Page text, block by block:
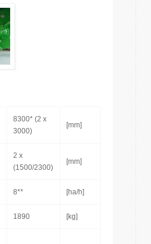
8300* (2 x
3000)
[mm]
2 x
(1500/2300)
[mm]
8** [ha/h]
1890 [kg]